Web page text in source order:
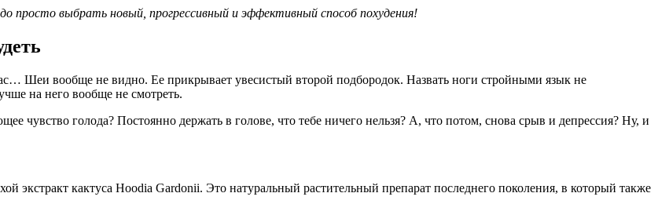
выбрать новый, прогрессивный и эффективный способ похудения!
Шеи вообще не видно. Ее прикрывает увесистый второй подбородок. Назвать ноги стройными язык не
на него вообще не смотреть.
чувство голода? Постоянно держать в голове, что тебе ничего нельзя? А, что потом, снова срыв и депрессия? Ну, и
экстракт кактуса Hoodia Gardonii. Это натуральный растительный препарат последнего поколения, в который также